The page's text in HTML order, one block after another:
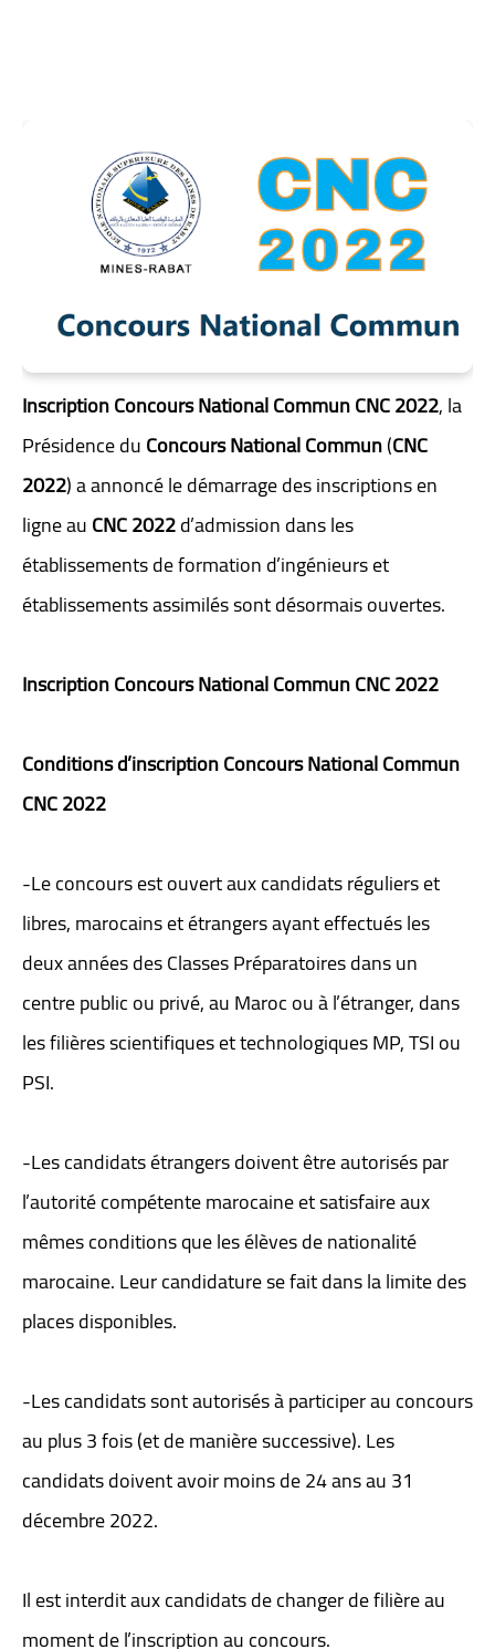
Inscription Concours National Commun CNC 2022, la
Présidence duConcours National Commun(CNC
2022) a annoncé le démarrage des inscriptions en
ligne auCNC 2022d’admission dans les
établissements de formation d’ingénieurs et
établissements assimilés sont désormais ouvertes.
Inscription Concours National Commun CNC 2022
Conditions d’inscription Concours National Commun
CNC 2022
-Le concours est ouvert aux candidats réguliers et
libres, marocains et étrangers ayant effectués les
deux années des Classes Préparatoires dans un
centre public ou privé, au Maroc ou à l’étranger, dans
les filières scientifiques et technologiques MP, TSI ou
PSI.
-Les candidats étrangers doivent être autorisés par
l’autorité compétente marocaine et satisfaire aux
mêmes conditions que les élèves de nationalité
marocaine. Leur candidature se fait dans la limite des
places disponibles.
-Les candidats sont autorisés à participer au concours
au plus 3 fois (et de manière successive). Les
candidats doivent avoir moins de 24 ans au 31
décembre 2022.
Il est interdit aux candidats de changer de filière au
moment de l’inscription au concours.